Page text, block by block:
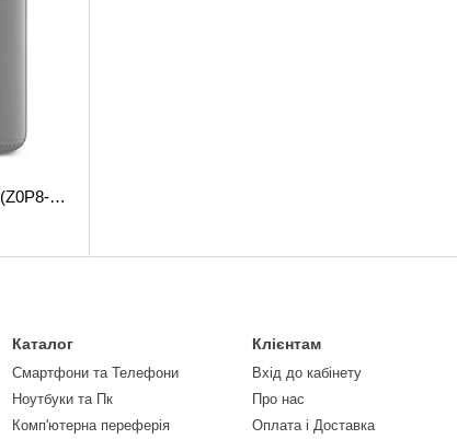
Десктоп Apple Mac Pro (Z0P8-MD8786)
Каталог
Смартфони та Телефони
Ноутбуки та Пк
Комп'ютерна переферія
Клієнтам
Вхід до кабінету
Про нас
Оплата і Доставка